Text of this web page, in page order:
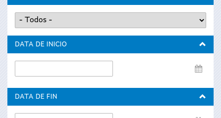
DATA DE INICIO
de
DATA DE FIN